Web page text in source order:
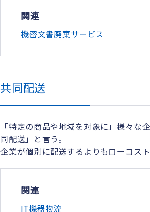
関連
機密文書廃棄サービス
共同配送
「特定の商品や地域を対象に」様々な
同配送」と言う。
企業が個別に配送するよりもローコス
関連
IT機器物流